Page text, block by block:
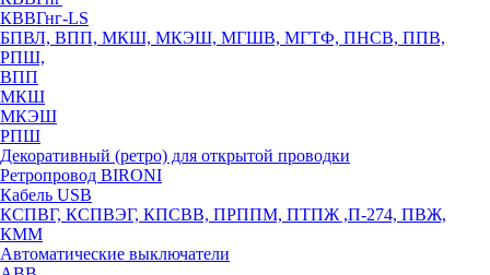
КВВГнг-LS
БПВЛ, ВПП, МКШ, МКЭШ, МГШВ, МГТФ, ПНСВ, ППВ,
РПШ,
ВПП
МКШ
МКЭШ
РПШ
Декоративный (ретро) для открытой проводки
Ретропровод BIRONI
Кабель USB
КСПВГ, КСПВЭГ, КПСВВ, ПРППМ, ПТПЖ ,П-274, ПВЖ,
КММ
Автоматические выключатели